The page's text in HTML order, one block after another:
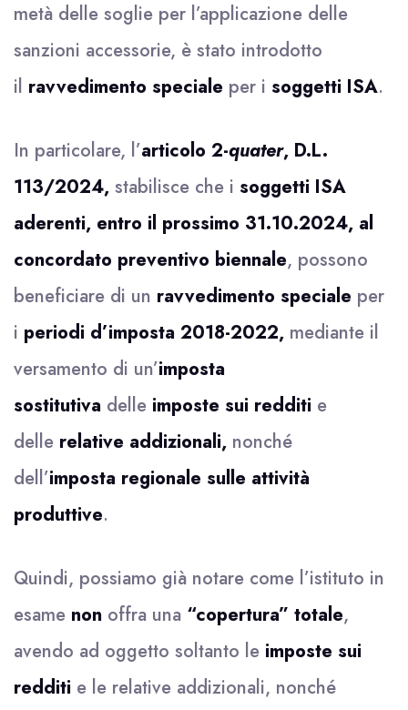
metà delle soglie per l’applicazione delle
sanzioni accessorie, è stato introdotto
il ravvedimento speciale per i soggetti ISA.
In particolare, l’articolo 2-quater, D.L.
113/2024, stabilisce che i soggetti ISA
aderenti, entro il prossimo 31.10.2024, al
concordato preventivo biennale, possono
beneficiare di un ravvedimento speciale per
i periodi d’imposta 2018-2022, mediante il
versamento di un’imposta
sostitutiva delle imposte sui redditi e
delle relative addizionali, nonché
dell’imposta regionale sulle attività
produttive.
Quindi, possiamo già notare come l’istituto in
esame non offra una “copertura” totale,
avendo ad oggetto soltanto le imposte sui
redditi e le relative addizionali, nonché